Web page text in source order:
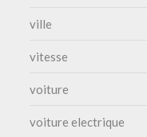
ville
vitesse
voiture
voiture electrique